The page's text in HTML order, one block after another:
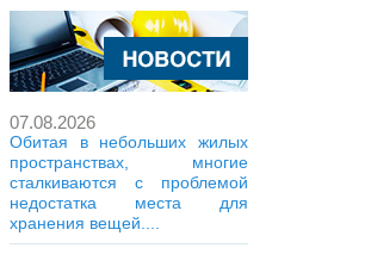
07.08.2026
Обитая в небольших жилых
пространствах, многие
сталкиваются с проблемой
недостатка места для
хранения вещей....